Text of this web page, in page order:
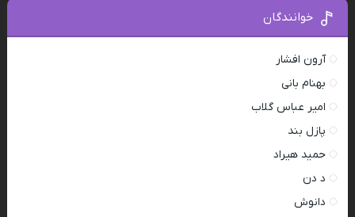
خوانندگان
آرون افشار
بهنام بانی
امیر عباس گلاب
پازل بند
حمید هیراد
د دن
دانوش